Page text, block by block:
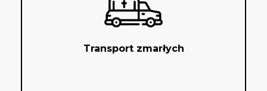
Transport zmarłych